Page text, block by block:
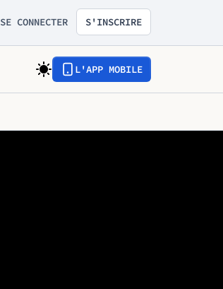
SE CONNECTER S'INSCRIRE
L'APP MOBILE